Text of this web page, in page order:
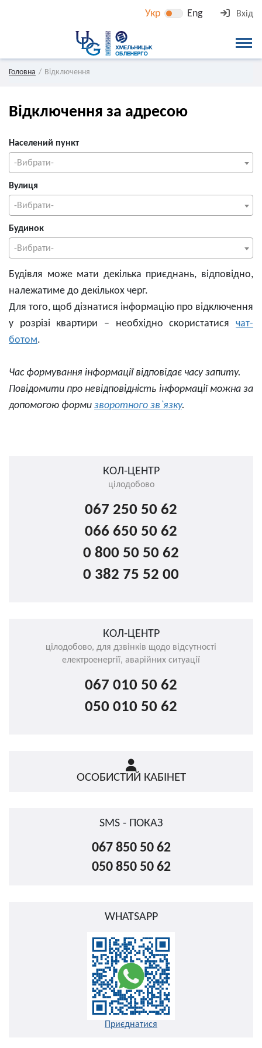
Укр Eng Вхід
Головна Відключення
Відключення за адресою
Населений пункт
-Вибрати-
Вулиця
-Вибрати-
Будинок
-Вибрати-
Будівля може мати декілька приєднань, відповідно,
належатиме до декількох черг.
Для того, щоб дізнатися інформацію про відключення
у розрізі квартири – необхідно скористатися чат-
ботом.
Час формування інформації відповідає часу запиту.
Повідомити про невідповідність інформації можна за
допомогою форми зворотного зв`язку.
КОЛ-ЦЕНТР
цілодобово
067 250 50 62
066 650 50 62
0 800 50 50 62
0 382 75 52 00
КОЛ-ЦЕНТР
цілодобово, для дзвінків щодо відсутності
електроенергії, аварійних ситуації
067 010 50 62
050 010 50 62
ОСОБИСТИЙ КАБІНЕТ
SMS - ПОКАЗ
067 850 50 62
050 850 50 62
WHATSAPP
Приєднатися